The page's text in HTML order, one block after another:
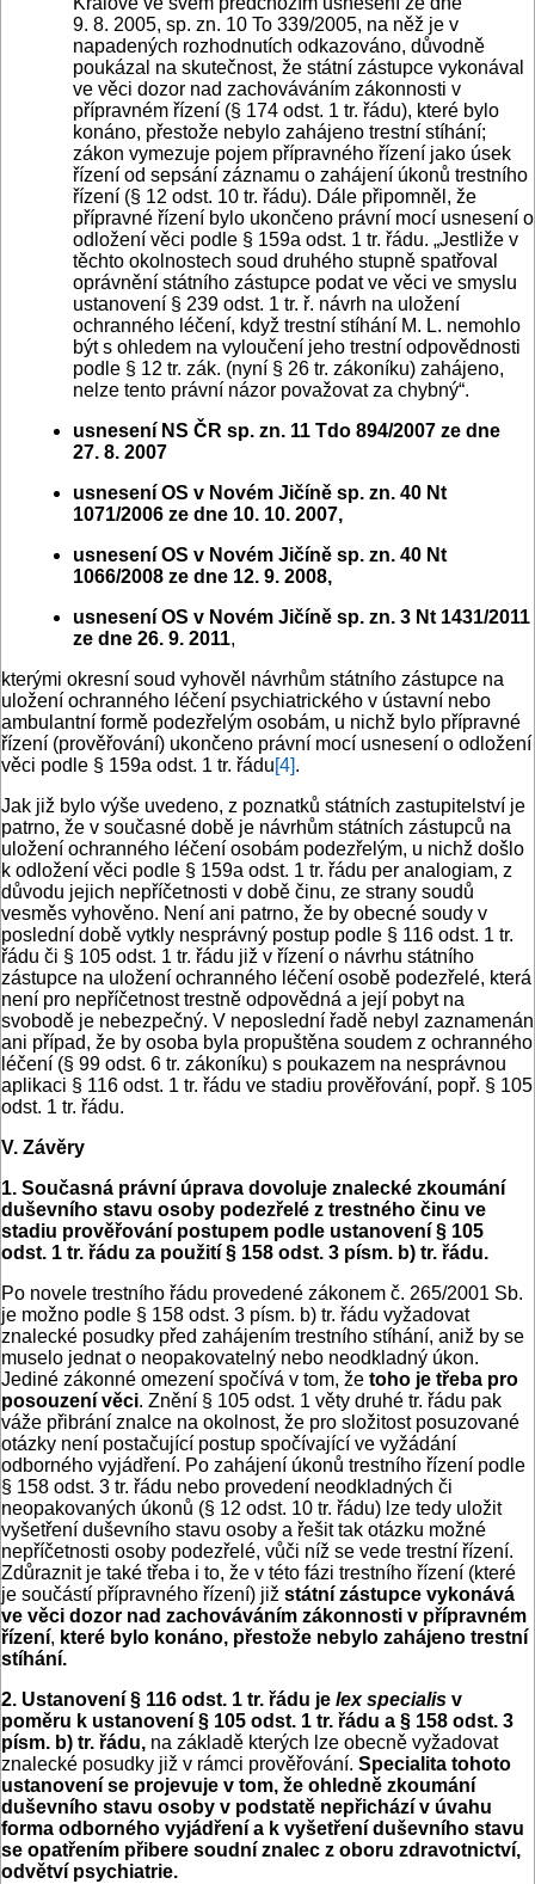
9. 8. 2005, sp. zn. 10 To 339/2005, na něž je v
napadených rozhodnutích odkazováno, důvodně
poukázal na skutečnost, že státní zástupce vykonával
ve věci dozor nad zachováváním zákonnosti v
přípravném řízení (§ 174 odst. 1 tr. řádu), které bylo
konáno, přestože nebylo zahájeno trestní stíhání;
zákon vymezuje pojem přípravného řízení jako úsek
řízení od sepsání záznamu o zahájení úkonů trestního
řízení (§ 12 odst. 10 tr. řádu). Dále připomněl, že
přípravné řízení bylo ukončeno právní mocí usnesení o
odložení věci podle § 159a odst. 1 tr. řádu. „Jestliže v
těchto okolnostech soud druhého stupně spatřoval
oprávnění státního zástupce podat ve věci ve smyslu
ustanovení § 239 odst. 1 tr. ř. návrh na uložení
ochranného léčení, když trestní stíhání M. L. nemohlo
být s ohledem na vyloučení jeho trestní odpovědnosti
podle § 12 tr. zák. (nyní § 26 tr. zákoníku) zahájeno,
nelze tento právní názor považovat za chybný“.
usnesení NS ČR sp. zn. 11 Tdo 894/2007 ze dne
27. 8. 2007
usnesení OS v Novém Jičíně sp. zn. 40 Nt
1071/2006 ze dne 10. 10. 2007,
usnesení OS v Novém Jičíně sp. zn. 40 Nt
1066/2008 ze dne 12. 9. 2008,
usnesení OS v Novém Jičíně sp. zn. 3 Nt 1431/2011
ze dne 26. 9. 2011,
kterými okresní soud vyhověl návrhům státního zástupce na
uložení ochranného léčení psychiatrického v ústavní nebo
ambulantní formě podezřelým osobám, u nichž bylo přípravné
řízení (prověřování) ukončeno právní mocí usnesení o odložení
věci podle § 159a odst. 1 tr. řádu[4].
Jak již bylo výše uvedeno, z poznatků státních zastupitelství je
patrno, že v současné době je návrhům státních zástupců na
uložení ochranného léčení osobám podezřelým, u nichž došlo
k odložení věci podle § 159a odst. 1 tr. řádu per analogiam, z
důvodu jejich nepříčetnosti v době činu, ze strany soudů
vesměs vyhověno. Není ani patrno, že by obecné soudy v
poslední době vytkly nesprávný postup podle § 116 odst. 1 tr.
řádu či § 105 odst. 1 tr. řádu již v řízení o návrhu státního
zástupce na uložení ochranného léčení osobě podezřelé, která
není pro nepříčetnost trestně odpovědná a její pobyt na
svobodě je nebezpečný. V neposlední řadě nebyl zaznamenán
ani případ, že by osoba byla propuštěna soudem z ochranného
léčení (§ 99 odst. 6 tr. zákoníku) s poukazem na nesprávnou
aplikaci § 116 odst. 1 tr. řádu ve stadiu prověřování, popř. § 105
odst. 1 tr. řádu.
V. Závěry
1. Současná právní úprava dovoluje znalecké zkoumání
duševního stavu osoby podezřelé z trestného činu ve
stadiu prověřování postupem podle ustanovení § 105
odst. 1 tr. řádu za použití § 158 odst. 3 písm. b) tr. řádu.
Po novele trestního řádu provedené zákonem č. 265/2001 Sb.
je možno podle § 158 odst. 3 písm. b) tr. řádu vyžadovat
znalecké posudky před zahájením trestního stíhání, aniž by se
muselo jednat o neopakovatelný nebo neodkladný úkon.
Jediné zákonné omezení spočívá v tom, že toho je třeba pro
posouzení věci. Znění § 105 odst. 1 věty druhé tr. řádu pak
váže přibrání znalce na okolnost, že pro složitost posuzované
otázky není postačující postup spočívající ve vyžádání
odborného vyjádření. Po zahájení úkonů trestního řízení podle
§ 158 odst. 3 tr. řádu nebo provedení neodkladných či
neopakovaných úkonů (§ 12 odst. 10 tr. řádu) lze tedy uložit
vyšetření duševního stavu osoby a řešit tak otázku možné
nepříčetnosti osoby podezřelé, vůči níž se vede trestní řízení.
Zdůraznit je také třeba i to, že v této fázi trestního řízení (které
je součástí přípravného řízení) již státní zástupce vykonává
ve věci dozor nad zachováváním zákonnosti v přípravném
řízení, které bylo konáno, přestože nebylo zahájeno trestní
stíhání.
2. Ustanovení § 116 odst. 1 tr. řádu je lex specialis v
poměru k ustanovení § 105 odst. 1 tr. řádu a § 158 odst. 3
písm. b) tr. řádu, na základě kterých lze obecně vyžadovat
znalecké posudky již v rámci prověřování. Specialita tohoto
ustanovení se projevuje v tom, že ohledně zkoumání
duševního stavu osoby v podstatě nepřichází v úvahu
forma odborného vyjádření a k vyšetření duševního stavu
se opatřením přibere soudní znalec z oboru zdravotnictví,
odvětví psychiatrie.